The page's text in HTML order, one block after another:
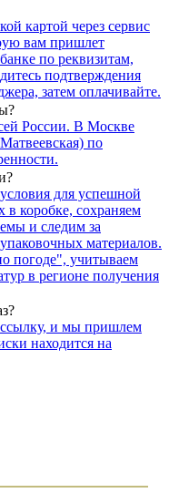
картой через сервис
вам пришлет
по реквизитам,
подтверждения
затем оплачивайте.
России. В Москве
по
для успешной
в коробке, сохраняем
и следим за
материалов.
погоде", учитываем
в регионе получения
и мы пришлем
находится на